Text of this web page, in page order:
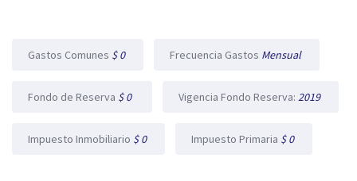
Gastos Comunes $ 0 Frecuencia Gastos Mensual
Fondo de Reserva $ 0 Vigencia Fondo Reserva: 2019
Impuesto Inmobiliario $ 0 Impuesto Primaria $ 0